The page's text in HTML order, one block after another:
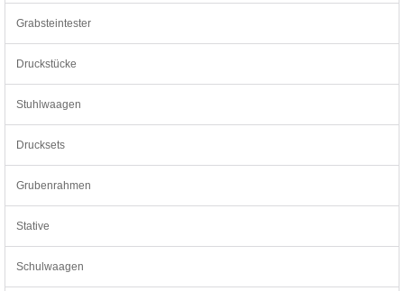
Grabsteintester
Druckstücke
Stuhlwaagen
Drucksets
Grubenrahmen
Stative
Schulwaagen